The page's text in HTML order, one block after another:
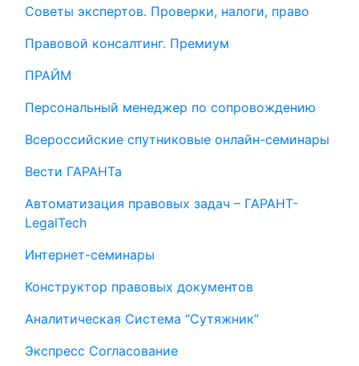
Советы экспертов. Проверки, налоги, право
Правовой консалтинг. Премиум
ПРАЙМ
Персональный менеджер по сопровождению
Всероссийские спутниковые онлайн-семинары
Вести ГАРАНТа
Автоматизация правовых задач – ГАРАНТ-
LegalTech
Интернет-семинары
Конструктор правовых документов
Аналитическая Система “Сутяжник”
Экспресс Согласование